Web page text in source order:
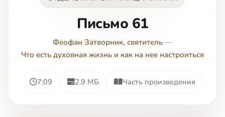
Письмо 61
Феофан Затворник, святитель —
Что есть духовная жизнь и как на нее настроиться
7:09 2.9 МБ Часть произведения